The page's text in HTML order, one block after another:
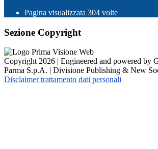
Pagina visualizzata 304 volte
Sezione Copyright
Copyright 2026 | Engineered and powered by
Parma S.p.A. | Divisione Publishing & New
Disclaimer trattamento dati personali